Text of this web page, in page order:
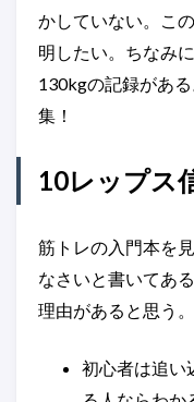
かしていない。こ
明したい。ちなみ
130kgの記録があ
集！
10レップス
筋トレの入門本を
なさいと書いてあ
理由があると思う。
初心者は追い